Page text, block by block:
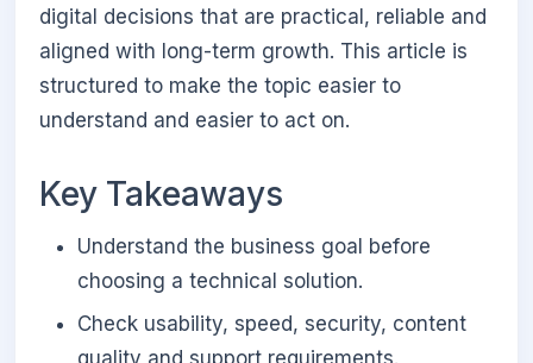
digital decisions that are practical, reliable and
aligned with long-term growth. This article is
structured to make the topic easier to
understand and easier to act on.
Key Takeaways
Understand the business goal before
choosing a technical solution.
Check usability, speed, security, content
quality and support requirements.